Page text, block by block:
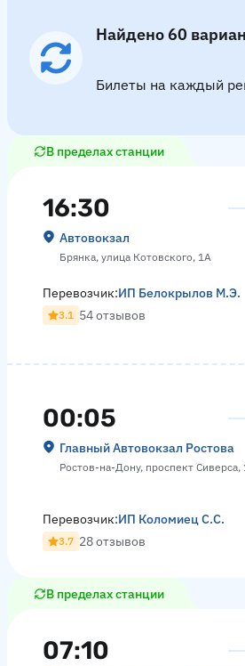
Найдено 60
Билеты на каждый
В пределах станции
16:30
Автовокзал
Брянка, улица Котовского, 1А
Перевозчик:ИП Белокрылов М.Э.
3.1 54 отзывов
00:05
Главный Автовокзал Ростова
Ростов-на-Дону, проспект Сиверса,
Перевозчик:ИП Коломиец С.С.
3.7 28 отзывов
В пределах станции
07:10